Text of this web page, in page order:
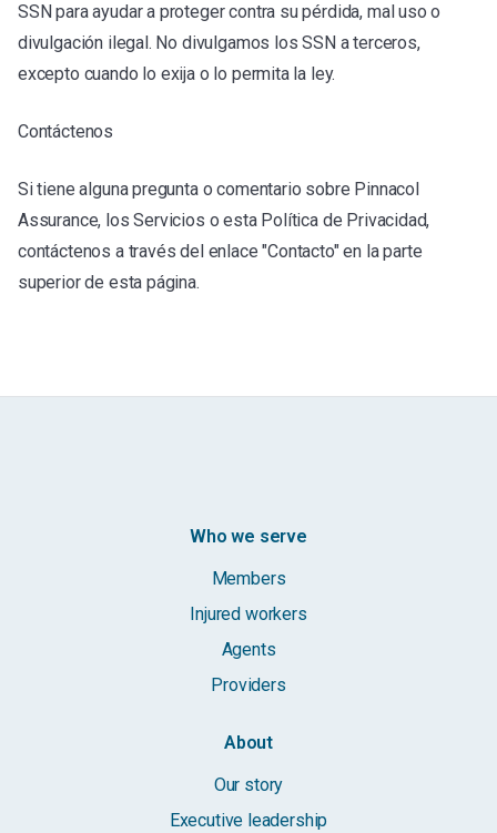
SSN para ayudar a proteger contra su pérdida, mal uso o
divulgación ilegal. No divulgamos los SSN a terceros,
excepto cuando lo exija o lo permita la ley.
Contáctenos
Si tiene alguna pregunta o comentario sobre Pinnacol
Assurance, los Servicios o esta Política de Privacidad,
contáctenos a través del enlace "Contacto" en la parte
superior de esta página.
Who we serve
Members
Injured workers
Agents
Providers
About
Our story
Executive leadership